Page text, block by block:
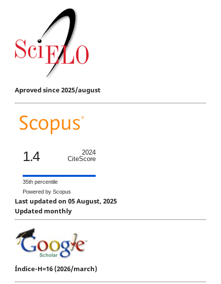
Aproved since 2025/august
1.4
2024
CiteScore
35th percentile
Powered by Scopus
Last updated on 05 August, 2025
Updated monthly
Índice-H=16 (2026/march)